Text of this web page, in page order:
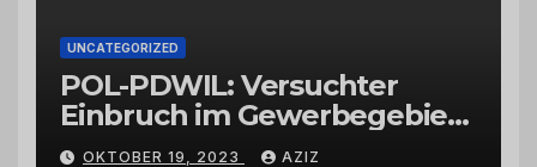
UNCATEGORIZED
POL-PDWIL: Versuchter
Einbruch im Gewerbegebiet
Wittlich
OKTOBER 19, 2023 AZIZ